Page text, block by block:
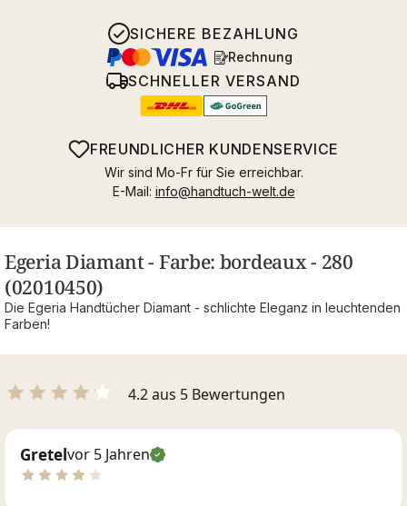
SICHERE BEZAHLUNG
Rechnung
SCHNELLER VERSAND
FREUNDLICHER KUNDENSERVICE
Wir sind Mo-Fr für Sie erreichbar.
E-Mail: info@handtuch-welt.de
Egeria Diamant - Farbe: bordeaux - 280
(02010450)
Die Egeria Handtücher Diamant - schlichte Eleganz in leuchtenden
Farben!
4.2 aus 5 Bewertungen
Gretelvor 5 Jahren